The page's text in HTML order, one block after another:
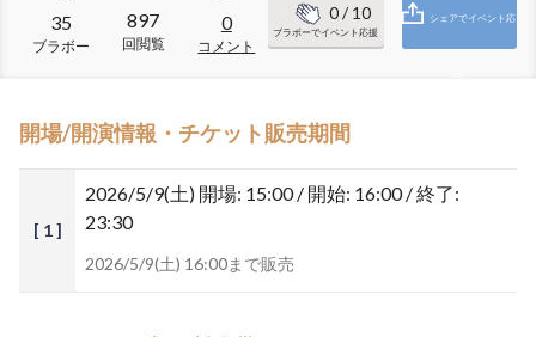
35
ブラボー
897
回閲覧
0
コメント
0/ 10
ブラボーでイベント応援
シェアでイベント応
開場/開演情報・チケット販売期間
[ 1 ]
2026/5/9(土) 開場: 15:00 / 開始: 16:00 / 終了:
23:30
2026/5/9(土) 16:00まで販売